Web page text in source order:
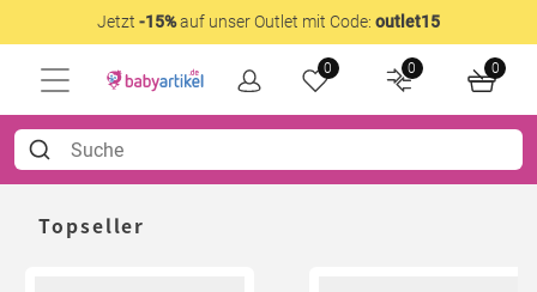
Jetzt -15%auf unser Outlet mit Code: outlet15
0 0 0
Topseller